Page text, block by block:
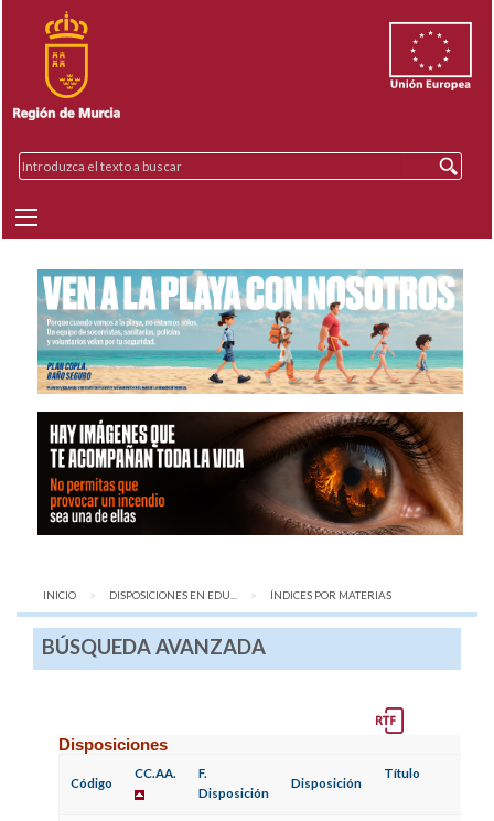
INICIO DISPOSICIONES EN EDU... AQUÍ:
ÍNDICES POR MATERIAS
BÚSQUEDA AVANZADA
Disposiciones
Código
CC.AA.
F.
Disposición
Disposición
Título